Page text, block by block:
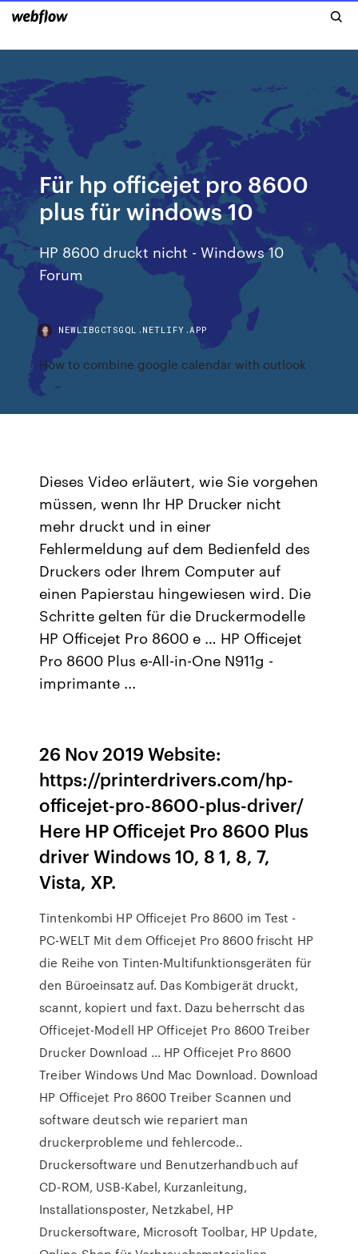
Für hp officejet pro 8600
plus für windows 10
HP 8600 druckt nicht - Windows 10
Forum
NEWLIBGCTSGQL.NETLIFY.APP
How to combine google calendar with outlook
Dieses Video erläutert, wie Sie vorgehen
müssen, wenn Ihr HP Drucker nicht
mehr druckt und in einer
Fehlermeldung auf dem Bedienfeld des
Druckers oder Ihrem Computer auf
einen Papierstau hingewiesen wird. Die
Schritte gelten für die Druckermodelle
HP Officejet Pro 8600 e … HP Officejet
Pro 8600 Plus e-All-in-One N911g -
imprimante ...
26 Nov 2019 Website:
https://printerdrivers.com/hp-
officejet-pro-8600-plus-driver/
Here HP Officejet Pro 8600 Plus
driver Windows 10, 8 1, 8, 7,
Vista, XP.
Tintenkombi HP Officejet Pro 8600 im Test -
PC-WELT Mit dem Officejet Pro 8600 frischt HP
die Reihe von Tinten-Multifunktionsgeräten für
den Büroeinsatz auf. Das Kombigerät druckt,
scannt, kopiert und faxt. Dazu beherrscht das
Officejet-Modell HP Officejet Pro 8600 Treiber
Drucker Download … HP Officejet Pro 8600
Treiber Windows Und Mac Download. Download
HP Officejet Pro 8600 Treiber Scannen und
software deutsch wie repariert man
druckerprobleme und fehlercode..
Druckersoftware und Benutzerhandbuch auf
CD-ROM, USB-Kabel, Kurzanleitung,
Installationsposter, Netzkabel, HP
Druckersoftware, Microsoft Toolbar, HP Update,